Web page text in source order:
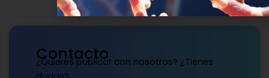
Contacto
¿Quieres publicar con nosotros? ¿Tienes